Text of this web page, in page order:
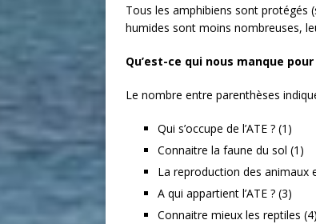
Tous les amphibiens sont protégés
humides sont moins nombreuses,
Qu’est-ce qui nous manque
Le nombre entre parenthèses
Qui s’occupe de l’ATE ? (1)
Connaitre la faune du sol (1)
La reproduction des animaux
A qui appartient l’ATE ? (3)
Connaitre mieux les reptiles (4)